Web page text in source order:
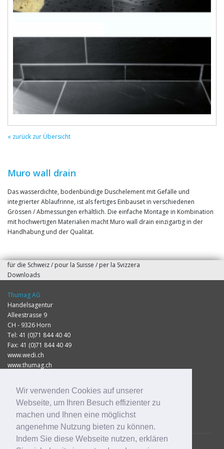
Wir verwenden Cookies auf unserer
Webseite, um Ihren Besuch effizienter zu
machen und Ihnen eine möglichst
angenehme Nutzung bieten zu können.
Indem Sie diese Webseite nutzen, erklären
« zurück zur Übersicht
Muro wall drain
Das wasserdichte, bodenbündige Duschelement mit Gefälle und
integrierter Ablaufrinne, ist als fertiges Einbauset in verschiedenen
Grössen / Abmessungen erhältlich. Die einfache Montage in Kombination
mit hochwertigen Materialien macht Muro wall drain einzigartig in der
Handhabung und der Qualität.
für die Schweiz / pour la Suisse / per la Svizzera
Downloads
Thumag AG
Handelsagentur
Alleestrasse 9
CH - 9326 Horn
Tel: 41 (0)71 844 40 40
Fax: 41 (0)71 844 40 49
www.wedi.ch
www.thumag.ch
Impressum
Datenschutz
Preisliste 2026